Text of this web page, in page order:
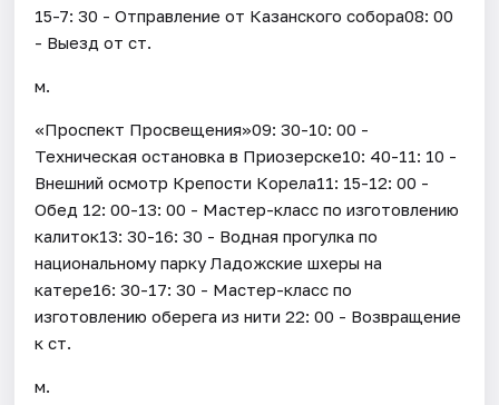
15-7: 30 - Отправление от Казанского собора08: 00
- Выезд от ст.
м.
«Проспект Просвещения»09: 30-10: 00 -
Техническая остановка в Приозерске10: 40-11: 10 -
Внешний осмотр Крепости Корела11: 15-12: 00 -
Обед 12: 00-13: 00 - Мастер-класс по изготовлению
калиток13: 30-16: 30 - Водная прогулка по
национальному парку Ладожские шхеры на
катере16: 30-17: 30 - Мастер-класс по
изготовлению оберега из нити 22: 00 - Возвращение
к ст.
м.